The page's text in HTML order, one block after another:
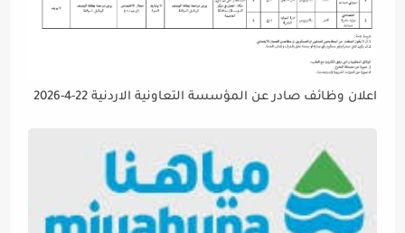
اعلان وظائف صادر عن المؤسسة التعاونية الاردنية 22-4-2026